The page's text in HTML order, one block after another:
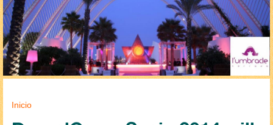
Se encuentra usted aquí
Inicio